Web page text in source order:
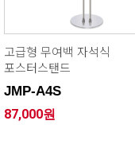
고급형 무여백 자석식
포스터스탠드
JMP-A4S
87,000원